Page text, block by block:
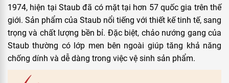
1974, hiện tại Staub đã có mặt tại hơn 57 quốc gia trên thế
giới. Sản phẩm của Staub nổi tiếng với thiết kế tinh tế, sang
trọng và chất lượng bền bỉ. Đặc biệt, chảo nướng gang của
Staub thường có lớp men bên ngoài giúp tăng khả năng
chống dính và dễ dàng trong việc vệ sinh sản phẩm.